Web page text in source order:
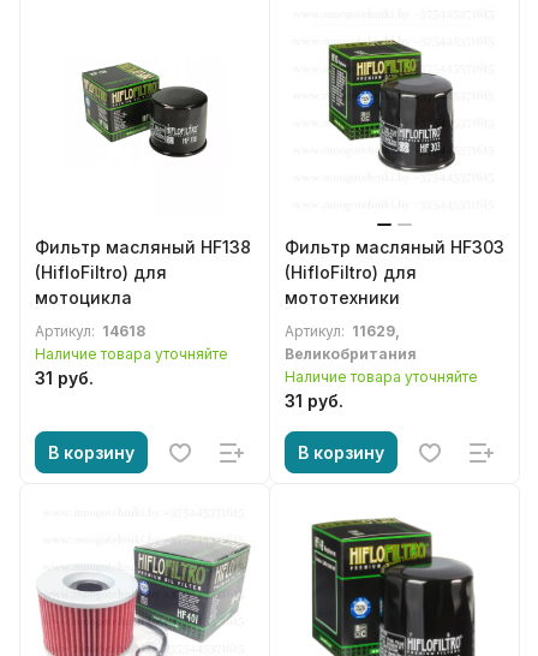
Фильтр масляный HF138
(HifloFiltro) для
мотоцикла
Артикул: 14618
Наличие товара уточняйте
31 руб.
В корзину
Фильтр масляный HF303
(HifloFiltro) для
мототехники
Артикул: 11629,
Великобритания
Наличие товара уточняйте
31 руб.
В корзину